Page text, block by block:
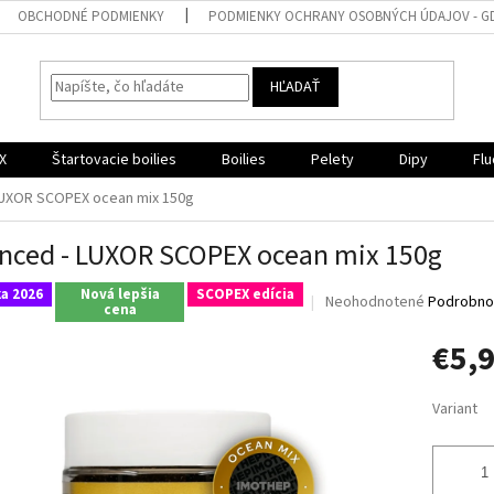
OBCHODNÉ PODMIENKY PODMIENKY OCHRANY OSOBNÝCH ÚDAJOV -
HĽADAŤ
Štartovacie boilies Boilies Pelety Dipy
SCOPEX ocean mix 150g
- LUXOR SCOPEX ocean mix 150g
2026 Nová lepšia
cena
SCOPEX edícia
Priemerné
Neohodnotené
cena:
Variant